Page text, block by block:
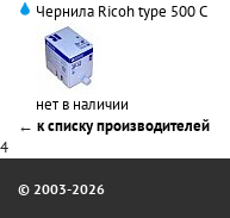
Чернила Ricoh type 500 C
нет в наличии
← к списку производителей
4
© 2003-2026